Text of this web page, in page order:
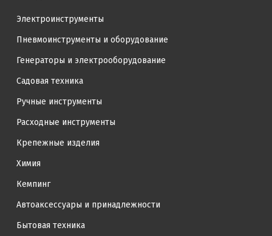
Электроинструменты
Пневмоинструменты и оборудование
Генераторы и электрооборудование
Садовая техника
Ручные инструменты
Расходные инструменты
Крепежные изделия
Химия
Кемпинг
Автоаксессуары и принадлежности
Бытовая техника